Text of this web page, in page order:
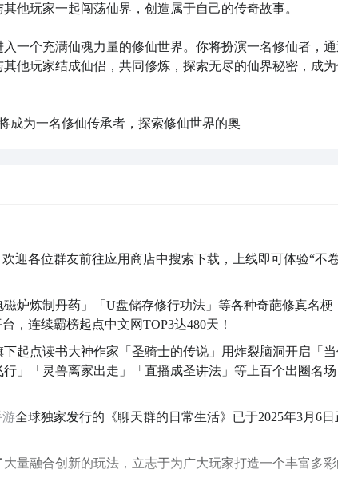
他玩家一起闯荡仙界，创造属于自己的传奇故事。
一个充满仙魂力量的修仙世界。你将扮演一名修仙者，
他玩家结成仙侣，共同修炼，探索无尽的仙界秘密，成
成为一名修仙传承者，探索修仙世界的奥
迎各位群友前往应用商店中搜索下载，上线即可体验“不
炉炼制丹药」「U盘储存修行功法」等各种奇葩修真名梗
，连续霸榜起点中文网TOP3达480天！
起点读书大神作家「圣骑士的传说」用炸裂脑洞开启「
」「灵兽离家出走」「直播成圣讲法」等上百个出圈名场
游全球独家发行的《聊天群的日常生活》已于2025年3月6日
量融合创新的玩法，立志于为广大玩家打造一个丰富多